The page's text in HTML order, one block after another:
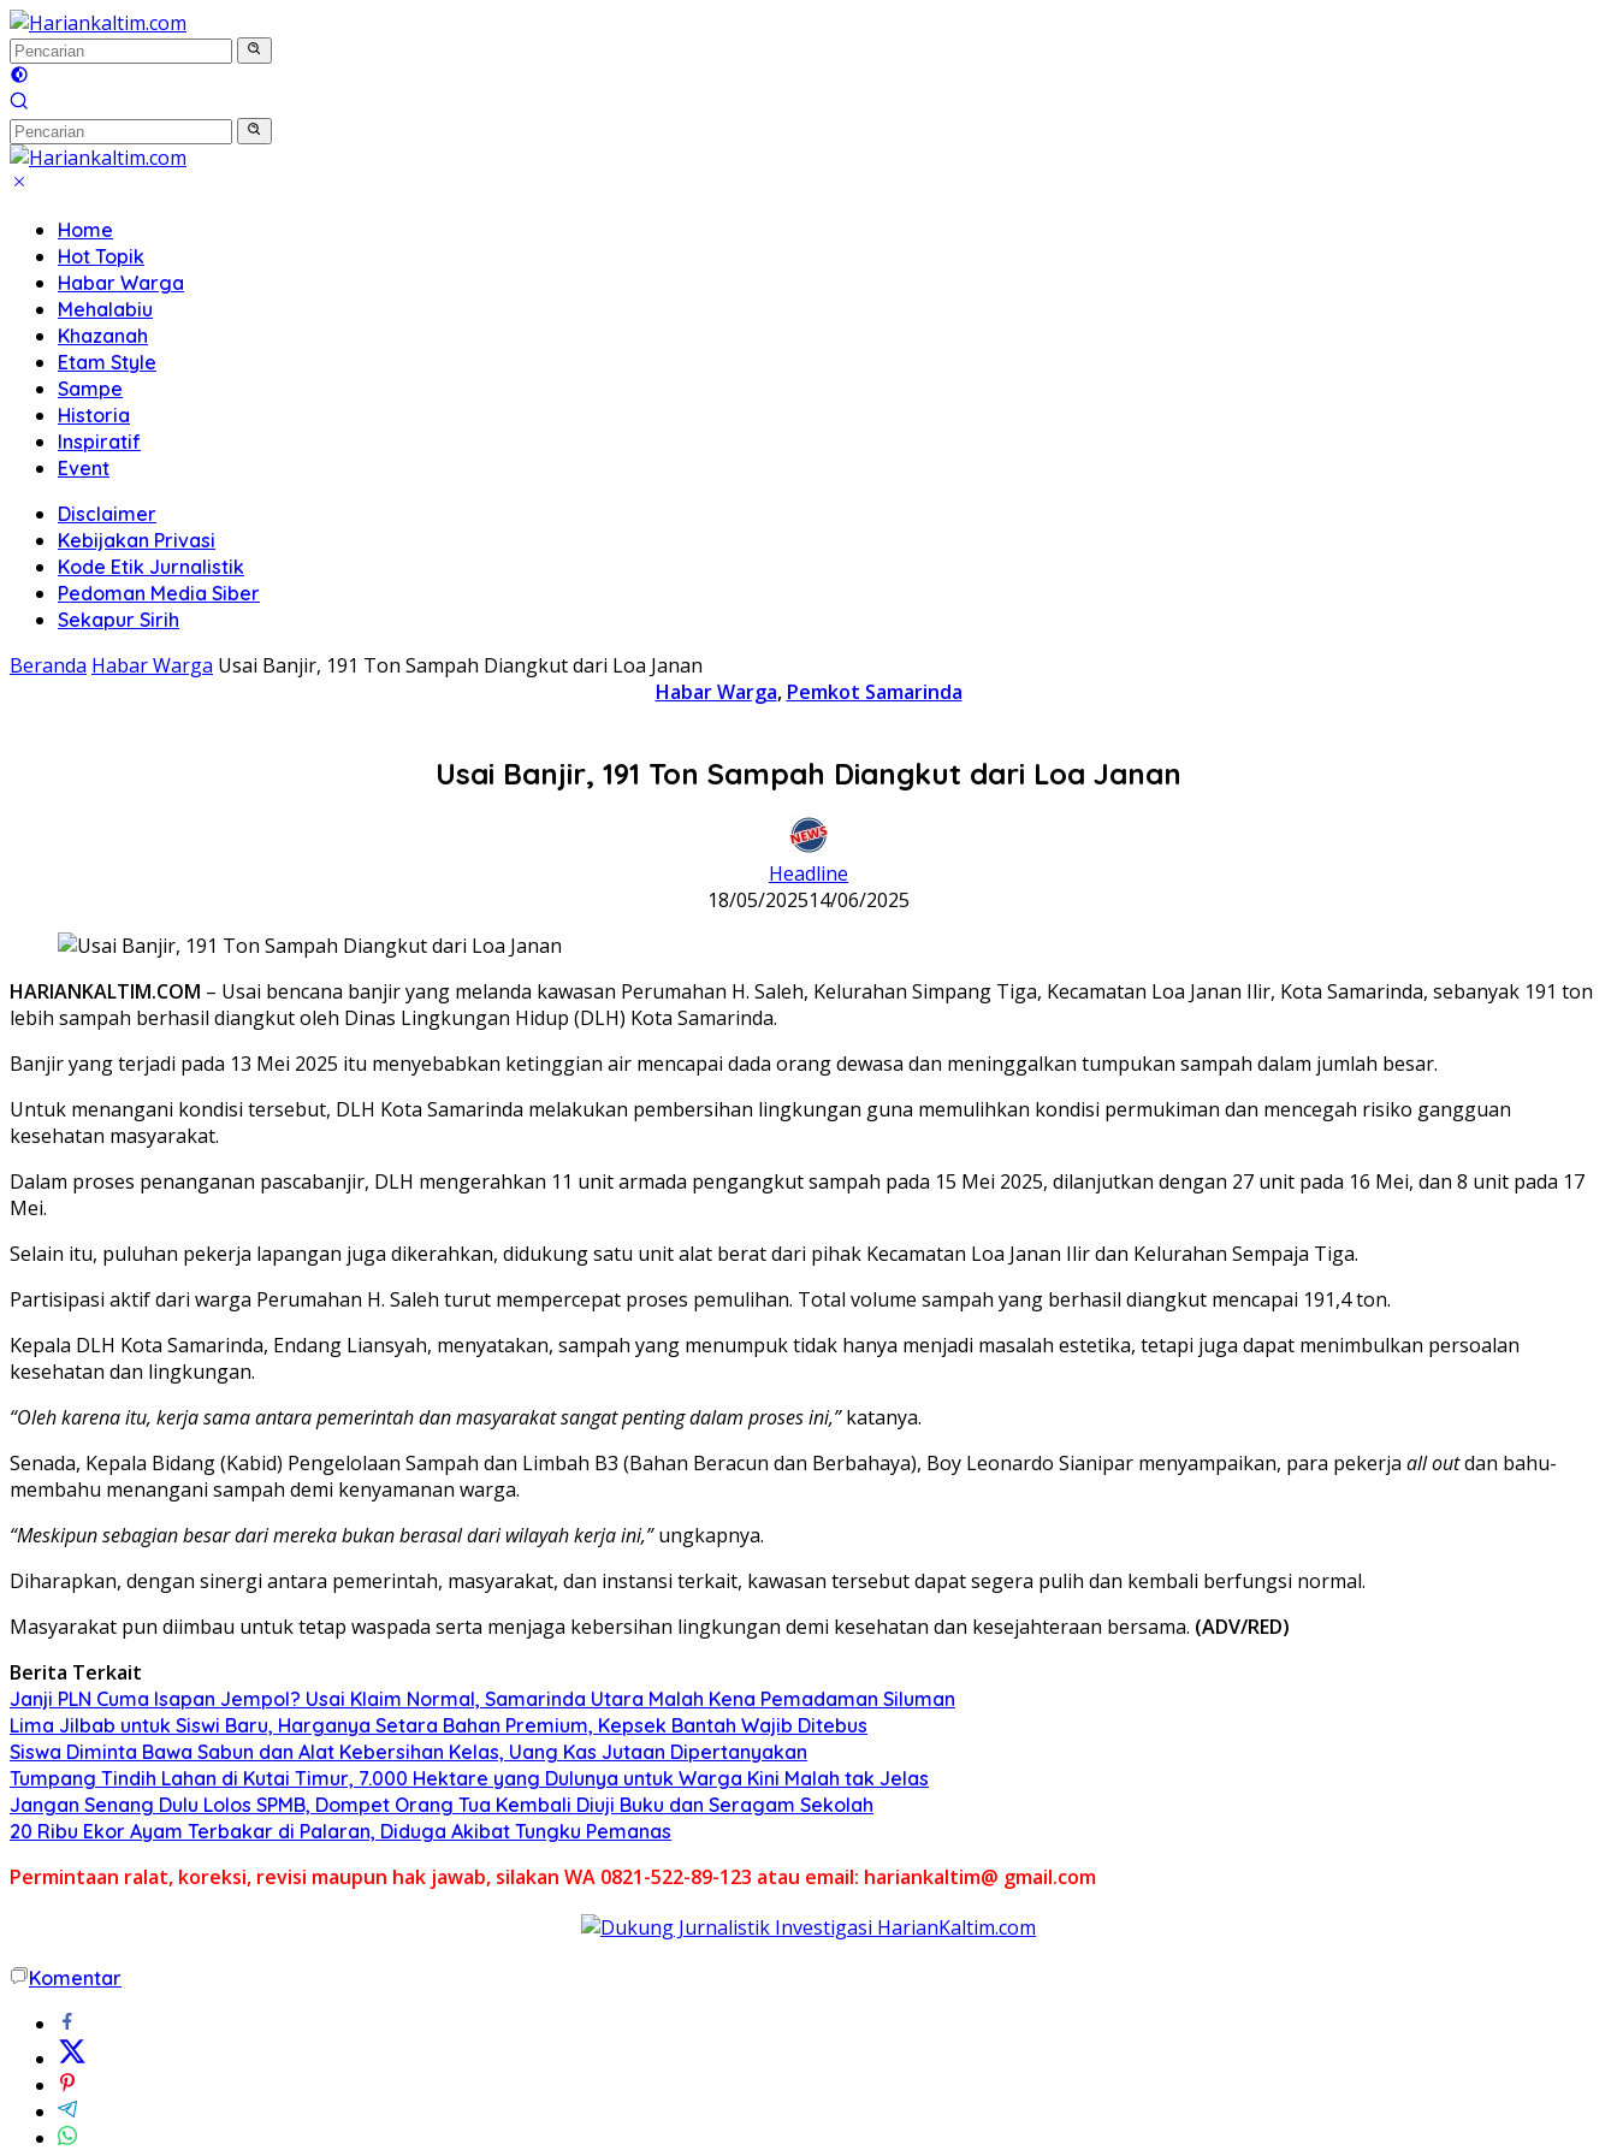
Langsung
ke
konten
Home
Hot Topik
Habar Warga
Mehalabiu
Khazanah
Etam Style
Sampe
Historia
Inspiratif
Event
Disclaimer
Kebijakan Privasi
Kode Etik Jurnalistik
Pedoman Media Siber
Sekapur Sirih
Beranda Habar Warga Usai Banjir, 191 Ton Sampah Diangkut dari Loa Janan
Habar Warga, Pemkot Samarinda
Usai Banjir, 191 Ton Sampah Diangkut dari Loa Janan
Headline
18/05/202514/06/2025
HARIANKALTIM.COM – Usai bencana banjir yang melanda kawasan Perumahan H. Saleh, Kelurahan Simpang Tiga, Kecamatan Loa Janan Ilir, Kota Samarinda, sebanyak 191 ton
lebih sampah berhasil diangkut oleh Dinas Lingkungan Hidup (DLH) Kota Samarinda.
Banjir yang terjadi pada 13 Mei 2025 itu menyebabkan ketinggian air mencapai dada orang dewasa dan meninggalkan tumpukan sampah dalam jumlah besar.
Untuk menangani kondisi tersebut, DLH Kota Samarinda melakukan pembersihan lingkungan guna memulihkan kondisi permukiman dan mencegah risiko gangguan
kesehatan masyarakat.
Dalam proses penanganan pascabanjir, DLH mengerahkan 11 unit armada pengangkut sampah pada 15 Mei 2025, dilanjutkan dengan 27 unit pada 16 Mei, dan 8 unit pada 17
Mei.
Selain itu, puluhan pekerja lapangan juga dikerahkan, didukung satu unit alat berat dari pihak Kecamatan Loa Janan Ilir dan Kelurahan Sempaja Tiga.
Partisipasi aktif dari warga Perumahan H. Saleh turut mempercepat proses pemulihan. Total volume sampah yang berhasil diangkut mencapai 191,4 ton.
Kepala DLH Kota Samarinda, Endang Liansyah, menyatakan, sampah yang menumpuk tidak hanya menjadi masalah estetika, tetapi juga dapat menimbulkan persoalan
kesehatan dan lingkungan.
“Oleh karena itu, kerja sama antara pemerintah dan masyarakat sangat penting dalam proses ini,”katanya.
Senada, Kepala Bidang (Kabid) Pengelolaan Sampah dan Limbah B3 (Bahan Beracun dan Berbahaya), Boy Leonardo Sianipar menyampaikan, para pekerja all outdan bahu-
membahu menangani sampah demi kenyamanan warga.
“Meskipun sebagian besar dari mereka bukan berasal dari wilayah kerja ini,”ungkapnya.
Diharapkan, dengan sinergi antara pemerintah, masyarakat, dan instansi terkait, kawasan tersebut dapat segera pulih dan kembali berfungsi normal.
Masyarakat pun diimbau untuk tetap waspada serta menjaga kebersihan lingkungan demi kesehatan dan kesejahteraan bersama. (ADV/RED)
Berita Terkait
Janji PLN Cuma Isapan Jempol? Usai Klaim Normal, Samarinda Utara Malah Kena Pemadaman Siluman
Lima Jilbab untuk Siswi Baru, Harganya Setara Bahan Premium, Kepsek Bantah Wajib Ditebus
Siswa Diminta Bawa Sabun dan Alat Kebersihan Kelas, Uang Kas Jutaan Dipertanyakan
Tumpang Tindih Lahan di Kutai Timur, 7.000 Hektare yang Dulunya untuk Warga Kini Malah tak Jelas
Jangan Senang Dulu Lolos SPMB, Dompet Orang Tua Kembali Diuji Buku dan Seragam Sekolah
20 Ribu Ekor Ayam Terbakar di Palaran, Diduga Akibat Tungku Pemanas
Permintaan ralat, koreksi, revisi maupun hak jawab, silakan WA 0821-522-89-123 atau email: hariankaltim@ gmail.com
Komentar